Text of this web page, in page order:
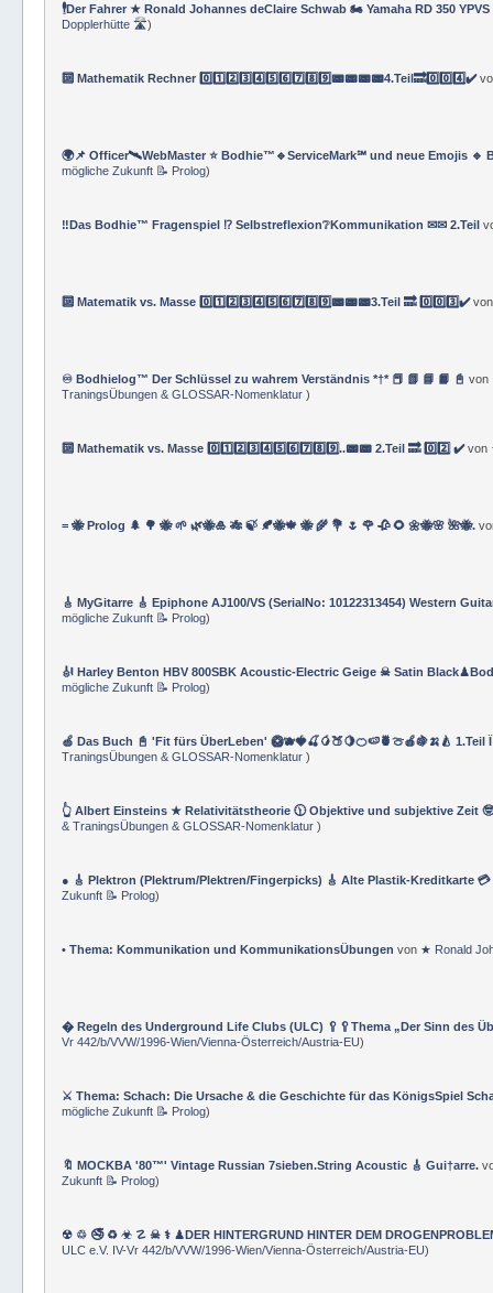
🕴Der Fahrer ★ Ronald Johannes deClaire Schwab 🏍️ Yamaha RD 350
Dopplerhütte 🛣)
🔟 Mathematik Rechner 0️⃣1️⃣2️⃣3️⃣4️⃣5️⃣6️⃣7️⃣8️⃣9️⃣📟📟📟📟4.Teil🔜0️⃣0️⃣4️⃣✔️
🌍📌 Officer🛰WebMaster ⭐️ Bodhie™🔹ServiceMark℠ und neue Emojis 🔹
mögliche Zukunft 📝 Prolog)
‼️Das Bodhie™ Fragenspiel ⁉️ Selbstreflexion❔Kommunikation ✉✉ 2.Teil
🔟 Matematik vs. Masse 0️⃣1️⃣2️⃣3️⃣4️⃣5️⃣6️⃣7️⃣8️⃣9️⃣📟📟📟3.Teil 🔜 0️⃣0️⃣3️⃣✔️
♾️ Bodhielog™ Der Schlüssel zu wahrem Verständnis *†* 📕 📗 📘 📙 📓von
TraningsÜbungen & GLOSSAR-Nomenklatur)
🔟 Mathematik vs. Masse 0️⃣1️⃣2️⃣3️⃣4️⃣5️⃣6️⃣7️⃣8️⃣9️⃣..📟📟 2.Teil 🔜 0️⃣2️⃣ ✔️von
= 🐝 Prolog 🌲 🌳 🐝 🌱 🌿🐝🎍 🎋 🍃 🍂🐝🍁 🐝 🌾 💐 🌷 🌹 🥀 🌻 🌼🐝🌸 🌺🐝.
🎸 MyGitarre 🎸 Epiphone AJ100/VS (SerialNo: 10122313454) Western
mögliche Zukunft 📝 Prolog)
🎻 Harley Benton HBV 800SBK Acoustic-Electric Geige ☠ Satin
mögliche Zukunft 📝 Prolog)
🍏 Das Buch 📓 'Fit fürs ÜberLeben' 🥝🫐🍓🍒🥭🍑🍋🍊🍉🍍🍈🍎🍇🍌🍐 1.Teil
TraningsÜbungen & GLOSSAR-Nomenklatur)
👆 Albert Einsteins ★ Relativitätstheorie 🕦 Objektive und subjektive Zeit
& TraningsÜbungen & GLOSSAR-Nomenklatur)
● 🎸 Plektron (Plektrum/Plektren/Fingerpicks) 🎸 Alte Plastik-Kreditkarte
Zukunft 📝 Prolog)
• Thema: Kommunikation und KommunikationsÜbungen von ★ Ronald
� Regeln des Underground Life Clubs (ULC) 🥄🥄Thema „Der Sinn des
Vr 442/b/VVW/1996-Wien/Vienna-Österreich/Austria-EU)
⚔ Thema: Schach: Die Ursache & die Geschichte für das KönigsSpiel
mögliche Zukunft 📝 Prolog)
🔖 MOCKBA '80™' Vintage Russian 7sieben.String Acoustic 🎸 Gui†arre.
Zukunft 📝 Prolog)
☢ ♲ 🚭 ♻ ☣ ☡ ☠ ⚕ ♟DER HINTERGRUND HINTER DEM
ULC e.V. IV-Vr 442/b/VVW/1996-Wien/Vienna-Österreich/Austria-EU)